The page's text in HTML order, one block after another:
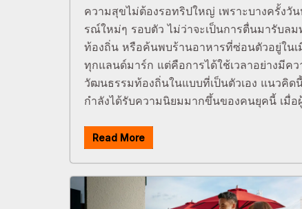
ความสุขไม่ต้องรอทริปใหญ่ เพราะบางครั้งวั
รณ์ใหม่ๆ รอบตัว ไม่ว่าจะเป็นการตื่นมารับลม
ท้องถิ่น หรือค้นพบร้านอาหารที่ซ่อนตัวอยู่ในเ
ทุกแลนด์มาร์ก แต่คือการได้ใช้เวลาอย่างมีค
วัฒนธรรมท้องถิ่นในแบบที่เป็นตัวเอง แนวคิ
กำลังได้รับความนิยมมากขึ้นของคนยุคนี้ เมื่
Read More